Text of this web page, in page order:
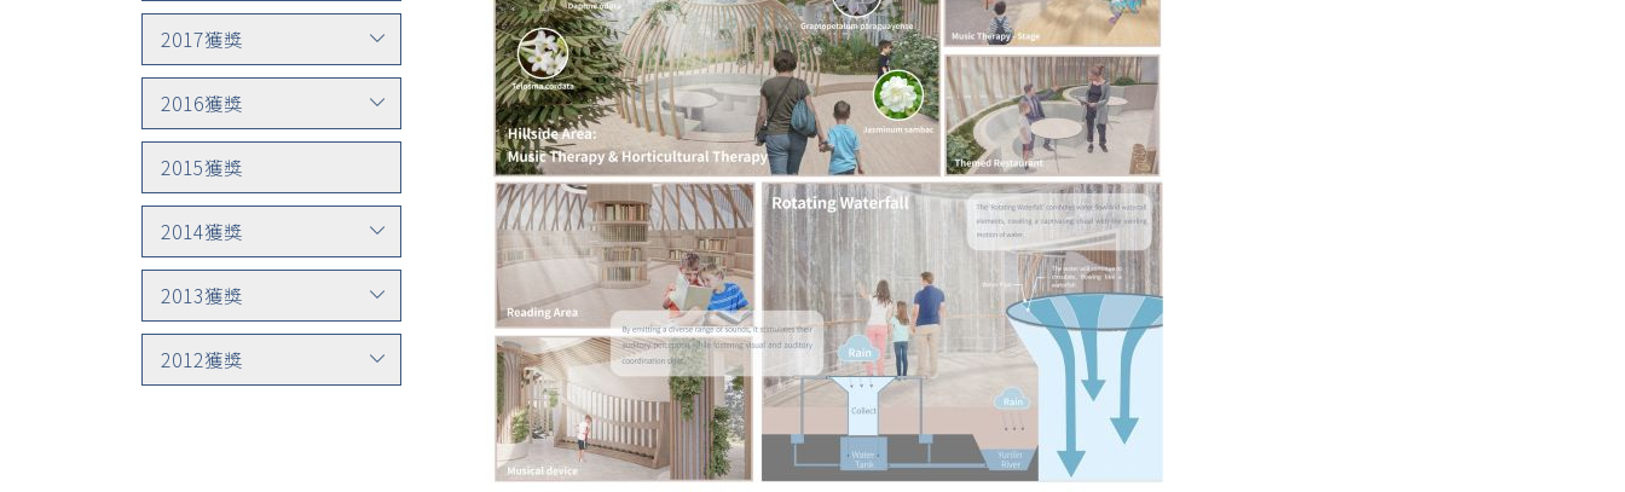
2017獲獎
2016獲獎
2015獲獎
2014獲獎
2013獲獎
2012獲獎